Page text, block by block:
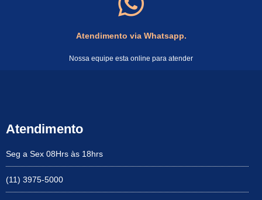
Atendimento via Whatsapp.
Nossa equipe esta online para atender
Atendimento
Seg a Sex 08Hrs às 18hrs
(11) 3975-5000